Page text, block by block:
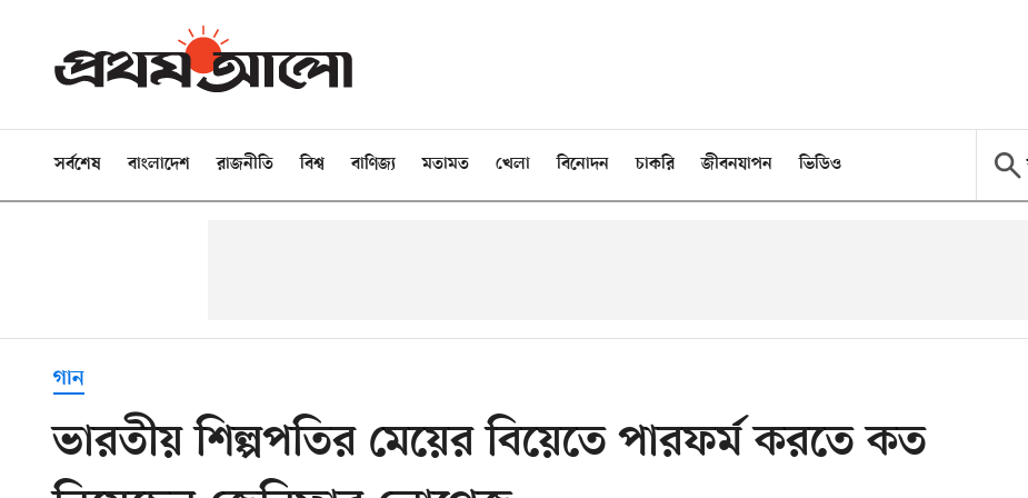
সর্বশেষ বাংলাদেশ রাজনীতি বিশ্ব বাণিজ্য মতামত খেলা বিনোদন চাকরি জীবনযাপন ভিডিও
গান
ভারতীয় শিল্পপতির মেয়ের বিয়েতে পারফর্ম করতে কত